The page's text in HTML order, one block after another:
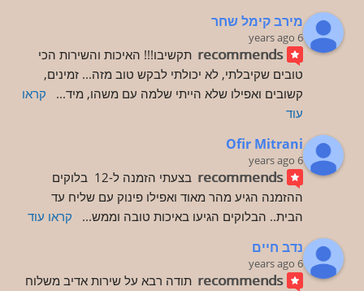
מירב קימל שחר
6 years ago
recommends
קשובים ואפילו שלא הייתי שלמה עם משהו, מיד...
עוד
Ofir Mitrani
6 years ago
recommends
הבית.. הבלוקים הגיעו באיכות טובה וממש... קראו עוד
נדב חיים
6 years ago
recommends